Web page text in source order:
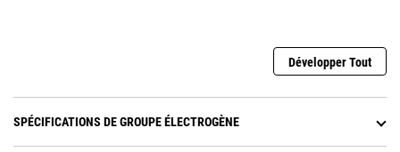
Développer Tout
SPÉCIFICATIONS DE GROUPE ÉLECTROGÈNE